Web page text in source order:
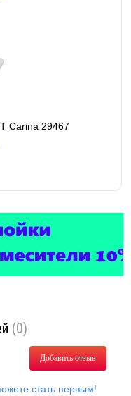
Carina 29467
(0)
Добавить отзыв
стать первым!